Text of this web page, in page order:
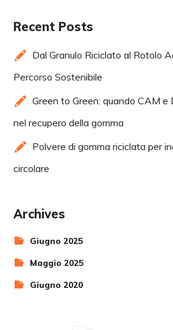
Recent Posts
Dal Granulo Riciclato al Rotolo
Percorso Sostenibile
Green to Green: quando CAM e
nel recupero della gomma
Polvere di gomma riciclata per
circolare
Archives
Giugno 2025
Maggio 2025
Giugno 2020